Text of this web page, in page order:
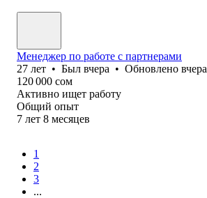
Менеджер по работе с партнерами
27 лет • Был вчера • Обновлено вчера
120 000 сом
Активно ищет работу
Общий опыт
7 лет 8 месяцев
1
2
3
...